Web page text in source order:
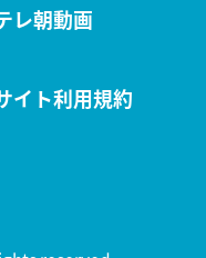
レ朝動画
イト利用規約